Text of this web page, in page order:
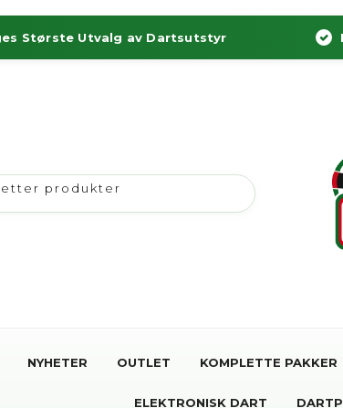
Største Utvalg av Dartsutstyr
NYHETER OUTLET KOMPLETTE PAKKER
ELEKTRONISK DART